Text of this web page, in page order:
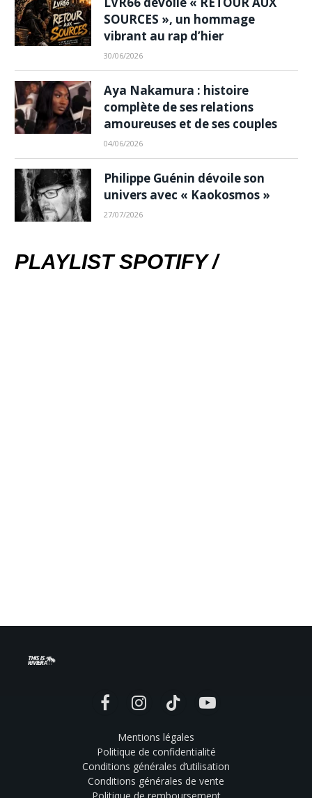
SOURCES », un hommage
vibrant au rap d’hier
30/06/2026
Aya Nakamura : histoire
complète de ses relations
amoureuses et de ses couples
04/06/2026
Philippe Guénin dévoile son
univers avec « Kaokosmos »
27/07/2026
PLAYLIST SPOTIFY /
FacebookInstagramTikTok YouTube
Mentions légales
Politique de confidentialité
Conditions générales d’utilisation
Conditions générales de vente